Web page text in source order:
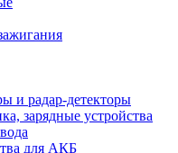
и радар-детекторы
зарядные устройства
для АКБ